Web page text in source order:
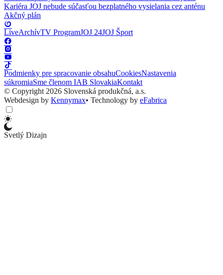
Kariéra JOJ nebude súčasťou bezplatného vysielania cez anténu
Akčný plán
LiveArchívTV ProgramJOJ 24JOJ Šport
Podmienky pre spracovanie obsahuCookiesNastavenia
súkromiaSme členom IAB SlovakiaKontakt
© Copyright 2026 Slovenská produkčná, a.s.
Webdesign by Kennymax• Technology by eFabrica
Svetlý Dizajn